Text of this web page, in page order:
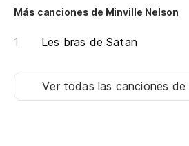
Más canciones de Minville Nelson
Les bras de Satan
Ver todas las canciones de